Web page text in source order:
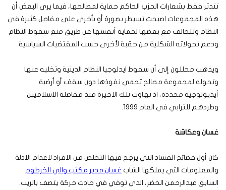
تتدثر فقط بشعارات الحزب الحاكم حماية لمصالحها، فيما يرى البعض أن
هذه المجموعات اصبحت تسيطر بصورة أو بأخري على مفاصل كثيرة في
النظام وتتحالف مع بعضها لحماية أنفسها عن طريق منع سقوط النظام
ودعم تحولاته الشكلية من حقبة لأخرى حسب المقتضيات السياسية.
ويذهب محللون إلى أن سقوط ايدلوجيا النظام الدينية وتخليه عنها
وتحوله لمجموعة مصالح تحمي نفوذها دون سقف أو أرضية
أيديولوجية محددة، اذ تهاوت تلك الاخيرة منذ مفاصلة الاسلاميين
وطردهم للترابي في العام 1999.
غسان وعكاشة
كان أول فضائح الفساد التي يرجح فيها التخلص من الافراد لاعدام الادلة
والمعلومات التي يملكها الشاب غسان مدير مكتب والي الخرطوم
السابق عبدالرحمن الخضر، الذي توفي في حادث حركة يتصف بالريب.